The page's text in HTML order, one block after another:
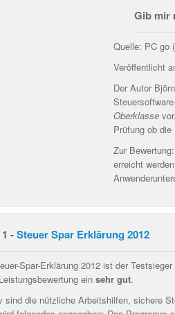
Gib mir
Quelle: PC go (
Veröffentlicht
Der Autor
Oberklasse
Prüfung ob
Zur
erreicht
-Steuer Spar Erklärung 2012
Spar-Erklärung 2012 ist der
ein sehr gut.
sind die nützliche Arbeitshilfen, sichere